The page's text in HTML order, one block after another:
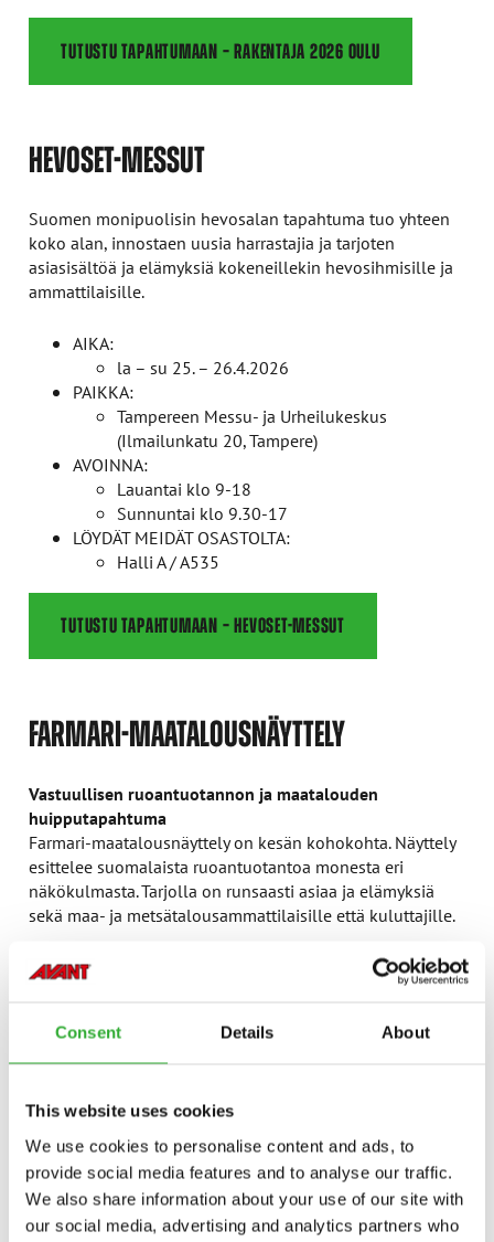
Consent Details About
This website uses cookies
We use cookies to personalise content and ads, to
provide social media features and to analyse our traffic.
We also share information about your use of our site with
our social media, advertising and analytics partners who
TUTUSTU TAPAHTUMAAN – RAKENTAJA 2026 OULU
HEVOSET-MESSUT
Suomen monipuolisin hevosalan tapahtuma tuo yhteen
koko alan, innostaen uusia harrastajia ja tarjoten
asiasisältöä ja elämyksiä kokeneillekin hevosihmisille ja
ammattilaisille.
AIKA:
la – su 25. – 26.4.2026
PAIKKA:
Tampereen Messu- ja Urheilukeskus
(Ilmailunkatu 20, Tampere)
AVOINNA:
Lauantai klo 9-18
Sunnuntai klo 9.30-17
LÖYDÄT MEIDÄT OSASTOLTA:
Halli A / A535
TUTUSTU TAPAHTUMAAN – HEVOSET-MESSUT
FARMARI-MAATALOUSNÄYTTELY
Vastuullisen ruoantuotannon ja maatalouden
huipputapahtuma
Farmari-maatalousnäyttely on kesän kohokohta. Näyttely
esittelee suomalaista ruoantuotantoa monesta eri
näkökulmasta. Tarjolla on runsaasti asiaa ja elämyksiä
sekä maa- ja metsätalousammattilaisille että kuluttajille.
Farmari on täynnä ideoita ja ratkaisuja maatalouteen ja
Monipuolinen alue, paljon nähtävää ja koettavaa
esillä mm.
vastuullinen kotieläintuotanto, kotieläinkenttä
eläimineen ja tapahtumakehineen,
tehokkuutta tuovat ja työtä helpottavat